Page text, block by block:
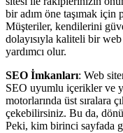
bir adım öne taşımak için
Müşteriler, kendilerini
dolayısıyla kaliteli bir
yardımcı olur.
SEO İmkanları: Web
SEO uyumlu içerikler ve
motorlarında üst sıralara
çekebilirsiniz. Bu da,
Peki, kim birinci sayfada